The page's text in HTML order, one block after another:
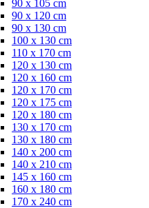
90 x 105 cm
90 x 120 cm
90 x 130 cm
100 x 130 cm
110 x 170 cm
120 x 130 cm
120 x 160 cm
120 x 170 cm
120 x 175 cm
120 x 180 cm
130 x 170 cm
130 x 180 cm
140 x 200 cm
140 x 210 cm
145 x 160 cm
160 x 180 cm
170 x 240 cm